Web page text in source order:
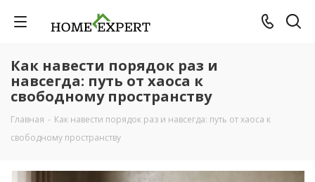
Как навести порядок раз и
навсегда: путь от хаоса к
свободному пространству
Главная - Как навести порядок раз и навсегда: путь от хаоса к
свободному пространству